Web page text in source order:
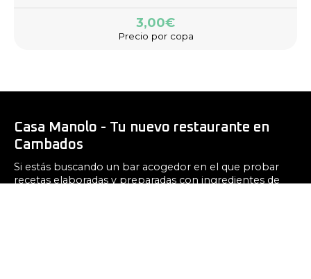
3,00€
Precio por copa
Casa Manolo - Tu nuevo restaurante en
Cambados
Si estás buscando un bar acogedor en el que probar
recetas elaboradas y preparadas con ingredientes de